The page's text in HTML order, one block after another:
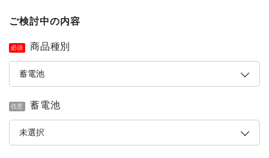
ご検討中の内容
必須 商品種別
任意 蓄電池